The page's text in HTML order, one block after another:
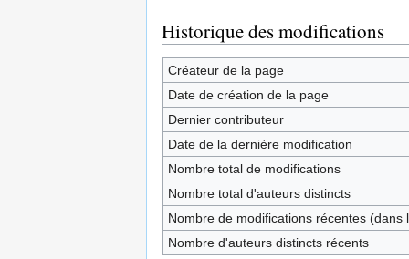
Historique des modifications
Créateur de la page
Date de création de la page
Dernier contributeur
Date de la dernière modification
Nombre total de modifications
Nombre total d'auteurs distincts
Nombre de modifications récentes (dans
Nombre d'auteurs distincts récents